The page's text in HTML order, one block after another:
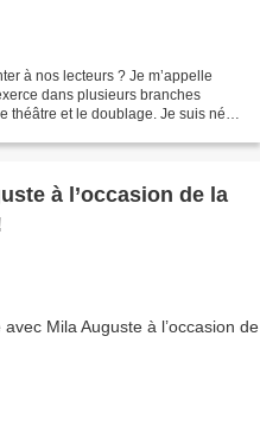
à nos lecteurs ? Je m’appelle
dans plusieurs branches
théâtre et le doublage. Je suis né à
à l’occasion de la